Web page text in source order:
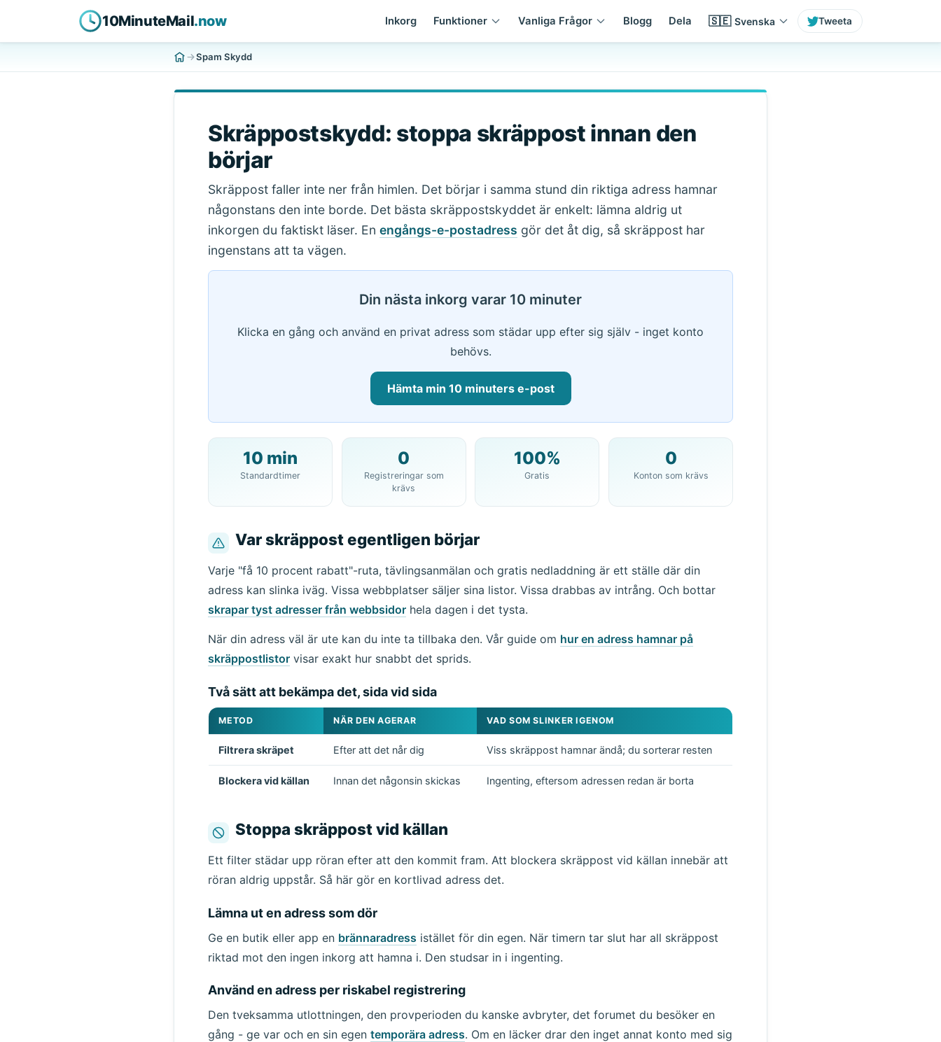
10MinuteMail.now Inkorg Funktioner Vanliga Frågor Blogg Dela 🇸🇪 Svenska Tweeta
Spam Skydd
Skräppostskydd: stoppa skräppost innan den
börjar
Skräppost faller inte ner från himlen. Det börjar i samma stund din riktiga adress hamnar
någonstans den inte borde. Det bästa skräppostskyddet är enkelt: lämna aldrig ut
inkorgen du faktiskt läser. En engångs-e-postadress gör det åt dig, så skräppost har
ingenstans att ta vägen.
Din nästa inkorg varar 10 minuter
Klicka en gång och använd en privat adress som städar upp efter sig själv - inget konto
behövs.
Hämta min 10 minuters e-post
Din 10-minuters e-postadress:
Ta bort vald Ändra e-post
Nästa uppdatering om 15 sekunder
Avsändare Ämne
Väntar på inkommande e-post...
10 min
Standardtimer
0
Registreringar som
krävs
100%
Gratis
0
Konton som krävs
Var skräppost egentligen börjar
Varje "få 10 procent rabatt"-ruta, tävlingsanmälan och gratis nedladdning är ett ställe där din
adress kan slinka iväg. Vissa webbplatser säljer sina listor. Vissa drabbas av intrång. Och bottar
skrapar tyst adresser från webbsidor hela dagen i det tysta.
När din adress väl är ute kan du inte ta tillbaka den. Vår guide om hur en adress hamnar på
skräppostlistor visar exakt hur snabbt det sprids.
Två sätt att bekämpa det, sida vid sida
METOD NÄR DEN AGERAR VAD SOM SLINKER IGENOM
Filtrera skräpet Efter att det når dig Viss skräppost hamnar ändå; du sorterar resten
Blockera vid källan Innan det någonsin skickas Ingenting, eftersom adressen redan är borta
Stoppa skräppost vid källan
Ett filter städar upp röran efter att den kommit fram. Att blockera skräppost vid källan innebär att
röran aldrig uppstår. Så här gör en kortlivad adress det.
Lämna ut en adress som dör
Ge en butik eller app en brännaradress istället för din egen. När timern tar slut har all skräppost
riktad mot den ingen inkorg att hamna i. Den studsar in i ingenting.
Använd en adress per riskabel registrering
Den tveksamma utlottningen, den provperioden du kanske avbryter, det forumet du besöker en
gång - ge var och en sin egen temporära adress. Om en läcker drar den inget annat konto med sig